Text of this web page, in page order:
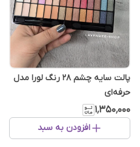
پالت سایه چشم 28 رنگ لورا مدل
حرفه‌ای
۱٬۳۵۰٬۰۰۰
افزودن به سبد